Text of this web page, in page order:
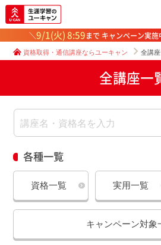
＼9/1(火) 8:59まで キャンペーン実
資格取得・通信講座ならユーキャン 全講
全講座一
各種一覧
資格一覧 実用一覧
キャンペーン対象